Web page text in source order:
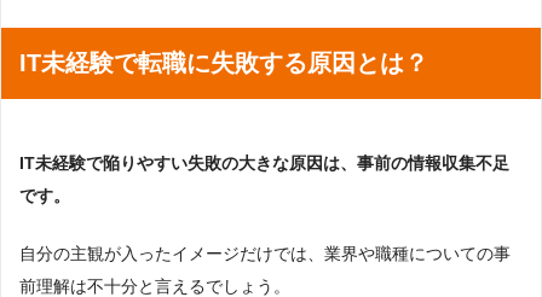
IT未経験で転職に失敗する原因とは？
IT未経験で陥りやすい失敗の大きな原因は、事前の情報収集不足
です。
自分の主観が入ったイメージだけでは、業界や職種についての事
前理解は不十分と言えるでしょう。